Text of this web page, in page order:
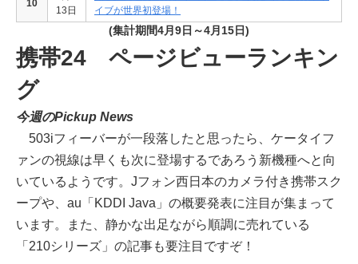
(集計期間4月9日～4月15日)
10
13日
イブが世界初登場！
携帯24 ページビューランキン
グ
今週のPickup News
503iフィーバーが一段落したと思ったら、ケータイフ
ァンの視線は早くも次に登場するであろう新機種へと向
いているようです。Jフォン西日本のカメラ付き携帯スク
ープや、au「KDDI Java」の概要発表に注目が集まって
います。また、静かな出足ながら順調に売れている
「210シリーズ」の記事も要注目ですぞ！